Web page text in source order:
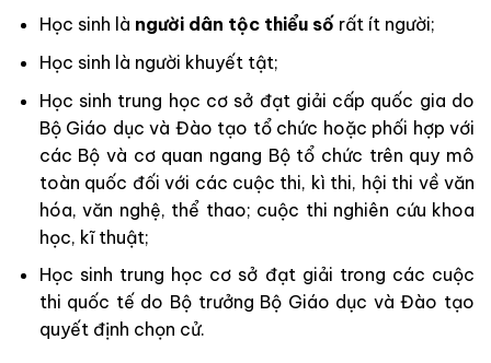
Học sinh là người dân tộc thiểu số rất ít người;
Học sinh là người khuyết tật;
Học sinh trung học cơ sở đạt giải cấp quốc gia do
Bộ Giáo dục và Đào tạo tổ chức hoặc phối hợp với
các Bộ và cơ quan ngang Bộ tổ chức trên quy mô
toàn quốc đối với các cuộc thi, kì thi, hội thi về văn
hóa, văn nghệ, thể thao; cuộc thi nghiên cứu khoa
học, kĩ thuật;
Học sinh trung học cơ sở đạt giải trong các cuộc
thi quốc tế do Bộ trưởng Bộ Giáo dục và Đào tạo
quyết định chọn cử.